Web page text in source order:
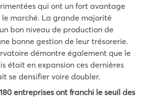
qui ont un fort avantage
marché. La grande majorité
bon niveau de production de
bonne gestion de leur trésorerie.
démontre également que le
était en expansion ces dernières
se densifier voire doubler.
entreprises ont franchi le seuil des